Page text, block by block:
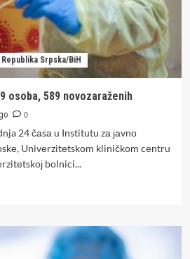
Republika Srpska/BiH
osoba, 589 novozaraženih
0
24 čаsа u Institutu zа јаvnо
Univеrzitеtskоm kliničkоm cеntru
bоlnici...